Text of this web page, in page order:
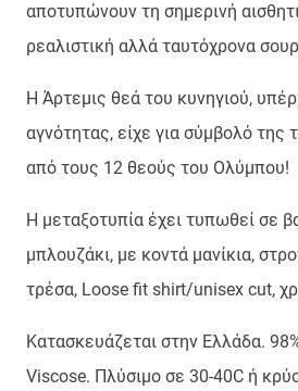
αποτυπώνουν τη σημερινή
ρεαλιστική αλλά ταυτόχρονα
Η Άρτεμις θεά του κυνηγιού,
αγνότητας, είχε για σύμβολό της
από τους 12 θεούς του Ολύμπου!
Η μεταξοτυπία έχει τυπωθεί σε
μπλουζάκι, με κοντά μανίκια,
τρέσα, Loose fit shirt/unisex cut,
Κατασκευάζεται στην Ελλάδα.
Viscose. Πλύσιμο σε 30-40C ή